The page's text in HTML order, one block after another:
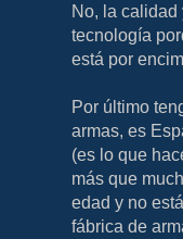
No, la
tecnología
está por
Por último
armas, es
(es lo que
más que
edad y no
fábrica de